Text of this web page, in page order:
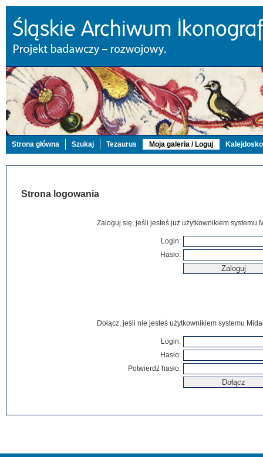
Strona główna Szukaj Tezaurus Moja galeria / Loguj
Strona logowania
Zaloguj się, jeśli jesteś już użytkownikiem systemu
Login:
Hasło:
Dołącz, jeśli nie jesteś użytkownikiem systemu
Login:
Hasło:
Potwierdź hasło: